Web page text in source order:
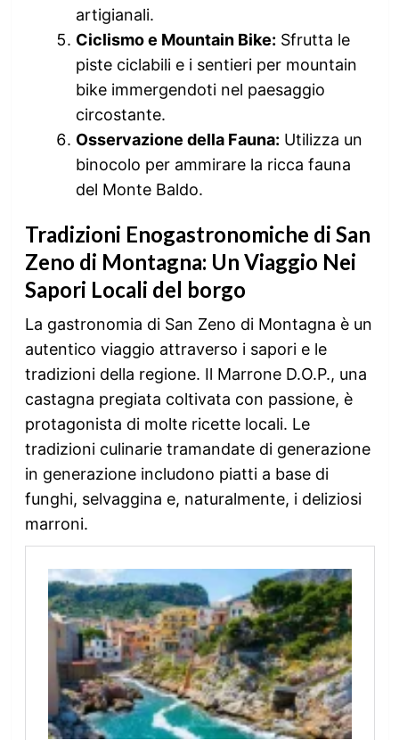
artigianali.
Ciclismo e Mountain Bike: Sfrutta le
piste ciclabili e i sentieri per mountain
bike immergendoti nel paesaggio
circostante.
Osservazione della Fauna: Utilizza un
binocolo per ammirare la ricca fauna
del Monte Baldo.
Tradizioni Enogastronomiche di San
Zeno di Montagna: Un Viaggio Nei
Sapori Locali del borgo
La gastronomia di San Zeno di Montagna è un
autentico viaggio attraverso i sapori e le
tradizioni della regione. Il Marrone D.O.P., una
castagna pregiata coltivata con passione, è
protagonista di molte ricette locali. Le
tradizioni culinarie tramandate di generazione
in generazione includono piatti a base di
funghi, selvaggina e, naturalmente, i deliziosi
marroni.